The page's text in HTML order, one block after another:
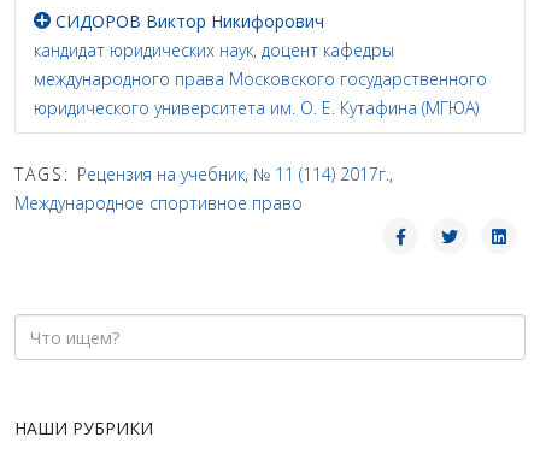
СИДОРОВ Виктор Никифорович
кандидат юридических наук, доцент кафедры
международного права Московского государственного
юридического университета им. О. Е. Кутафина (МГЮА)
TAGS: Рецензия на учебник, № 11 (114) 2017г.,
Международное спортивное право
НАШИ РУБРИКИ